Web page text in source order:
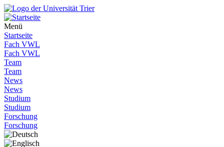
Menü
Startseite
Fach VWL
Fach VWL
Team
Team
News
News
Studium
Studium
Forschung
Forschung